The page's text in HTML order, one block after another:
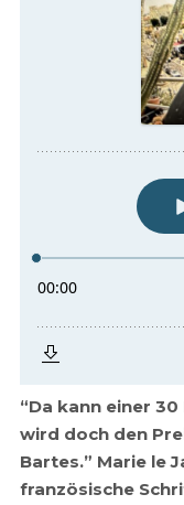
“Da kann einer
wird doch den
Bartes.” Marie le
französische